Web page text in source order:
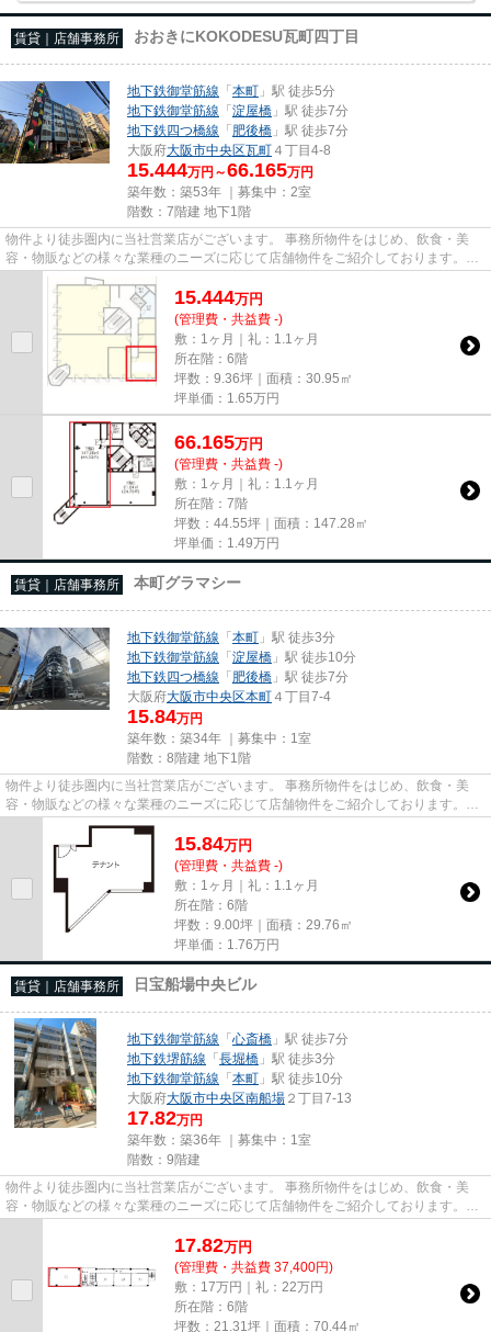
賃貸｜店舗事務所 おおきにKOKODESU瓦町四丁目
地下鉄御堂筋線 「本町 」駅 徒歩5分
地下鉄御堂筋線 「淀屋橋 」駅 徒歩7分
地下鉄四つ橋線 「肥後橋 」駅 徒歩7分
大阪府大阪市中央区瓦町 ４丁目4-8
15.444万円～66.165万円
築年数：築53年 ｜募集中： 2室
階数：7階建 地下1階
物件より徒歩圏内に当社営業店がございます。 事務所物件をはじめ、飲食・美
容・物販などの様々な業種のニーズに応じて店舗物件をご紹介しております。
尚、弊社ではおとり広告は一切...
15.444万円
(管理費・共益費 -)
敷：1ヶ月｜礼：1.1ヶ月
所在階：6階
坪数：9.36坪｜面積：30.95㎡
坪単価： 1.65万円
66.165万円
(管理費・共益費 -)
敷：1ヶ月｜礼：1.1ヶ月
所在階：7階
坪数：44.55坪｜面積：147.28㎡
坪単価： 1.49万円
賃貸｜店舗事務所 本町グラマシー
地下鉄御堂筋線 「本町 」駅 徒歩3分
地下鉄御堂筋線 「淀屋橋 」駅 徒歩10分
地下鉄四つ橋線 「肥後橋 」駅 徒歩7分
大阪府大阪市中央区本町 ４丁目7-4
15.84万円
築年数：築34年 ｜募集中： 1室
階数：8階建 地下1階
物件より徒歩圏内に当社営業店がございます。 事務所物件をはじめ、飲食・美
容・物販などの様々な業種のニーズに応じて店舗物件をご紹介しております。
尚、弊社ではおとり広告は一切...
15.84万円
(管理費・共益費 -)
敷：1ヶ月｜礼：1.1ヶ月
所在階：6階
坪数：9.00坪｜面積：29.76㎡
坪単価： 1.76万円
賃貸｜店舗事務所 日宝船場中央ビル
地下鉄御堂筋線 「心斎橋 」駅 徒歩7分
地下鉄堺筋線 「長堀橋 」駅 徒歩3分
地下鉄御堂筋線 「本町 」駅 徒歩10分
大阪府大阪市中央区南船場 ２丁目7-13
17.82万円
築年数：築36年 ｜募集中： 1室
階数：9階建
物件より徒歩圏内に当社営業店がございます。 事務所物件をはじめ、飲食・美
容・物販などの様々な業種のニーズに応じて店舗物件をご紹介しております。
尚、弊社ではおとり広告は一切...
17.82万円
(管理費・共益費 37,400円)
敷：17万円｜礼：22万円
所在階：6階
坪数：21.31坪｜面積：70.44㎡